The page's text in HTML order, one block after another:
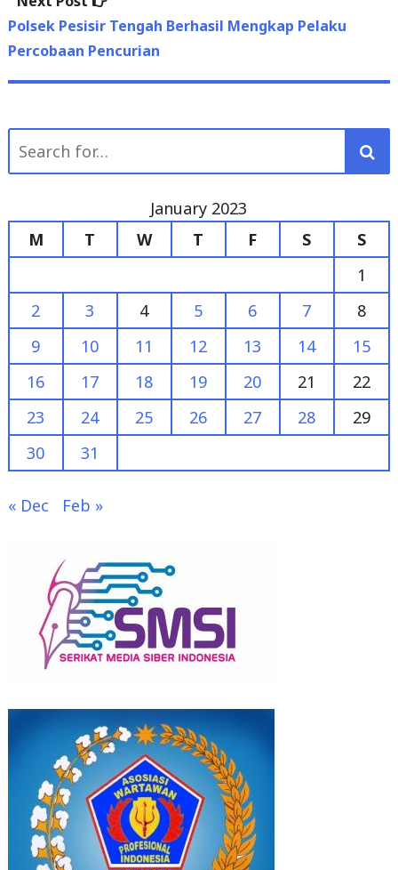
Percobaan Pencurian
for:
January 2023
W T
1
8
9
10 11 12 13 14
15
16
17 18 19 20 21
22
23
24 25 26 27 28
29
30
31
« Dec Feb »